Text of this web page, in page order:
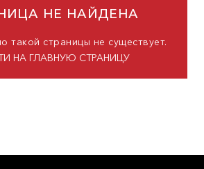
НЕ НАЙДЕНА
такой страницы не существует.
НА ГЛАВНУЮ СТРАНИЦУ